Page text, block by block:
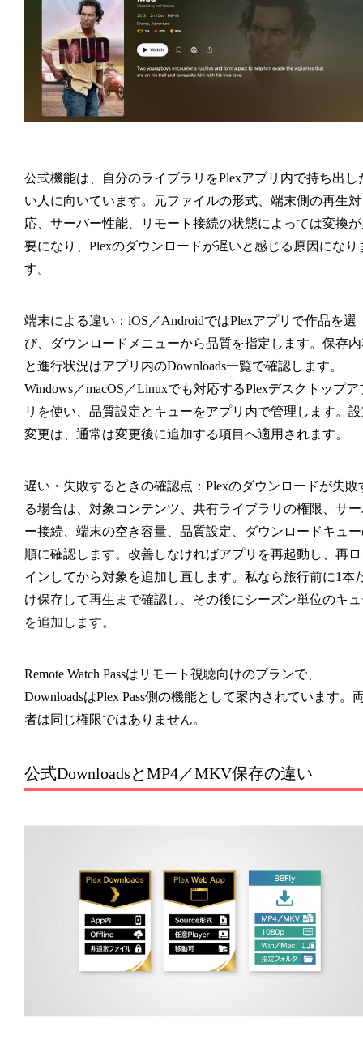
公式機能は、自分のライブラリをPlexアプリ内で持ち出し
い人に向いています。元ファイルの形式、端末側の再生対
応、サーバー性能、リモート接続の状態によっては変換
要になり、Plexのダウンロードが遅いと感じる原因になり
す。
端末による違い： iOS／AndroidではPlexアプリで作品を選
び、ダウンロードメニューから品質を指定します。保存
と進行状況はアプリ内のDownloads一覧で確認します。
Windows／macOS／Linuxでも対応するPlexデスクトップア
リを使い、品質設定とキューをアプリ内で管理します。
変更は、通常は変更後に追加する項目へ適用されます。
遅い・失敗するときの確認点： Plexのダウンロードが失敗
る場合は、対象コンテンツ、共有ライブラリの権限、サ
ー接続、端末の空き容量、品質設定、ダウンロードキュ
順に確認します。改善しなければアプリを再起動し、再
インしてから対象を追加し直します。私なら旅行前に1本
け保存して再生まで確認し、その後にシーズン単位のキ
を追加します。
Remote Watch Passはリモート視聴向けのプランで、
DownloadsはPlex Pass側の機能として案内されています。
者は同じ権限ではありません。
公式DownloadsとMP4／MKV保存の違い